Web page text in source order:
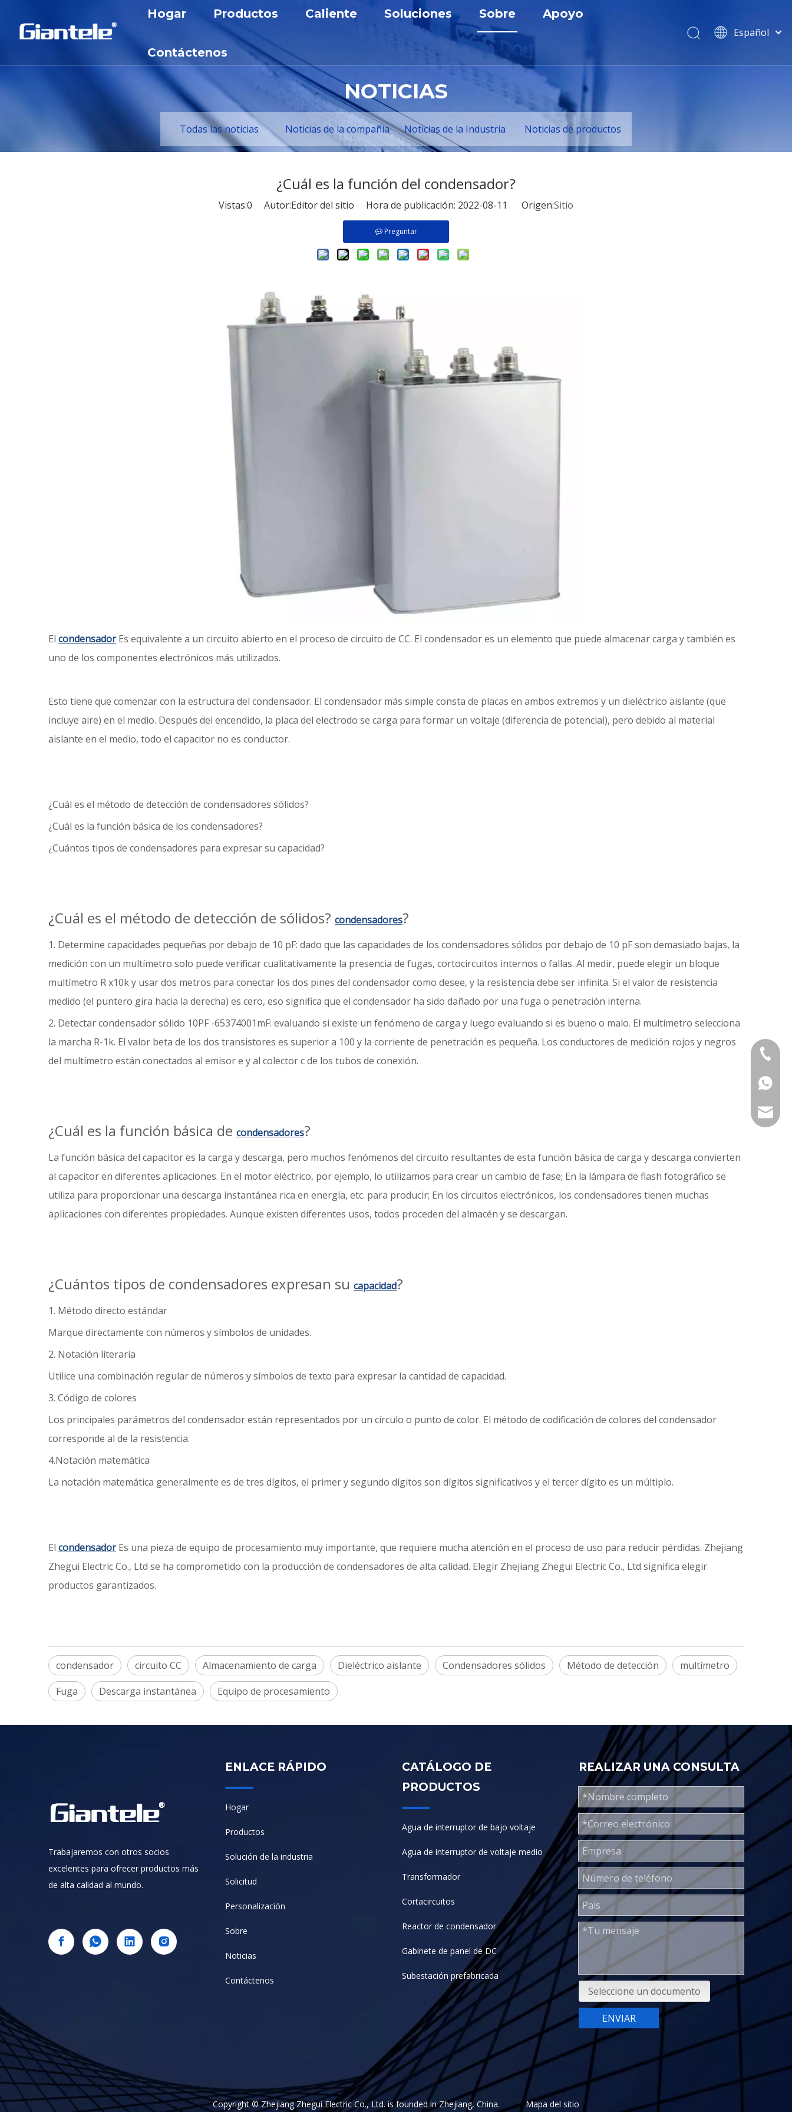
Hogar Productos
Aparamenta de baja tensión
Aparamenta de media tensión
Cortacircuitos
Reactor de condensador
Caliente
Disyuntor de vacío
Banco de condensadores
Unidad principal de anillo
Soluciones
Solución industrial
Personalización
Sobre
Perfil
Premios y Certificados
Centro R
Apoyo
Preguntas más frecuentes
Contáctenos
Español
简体中文
Italiano
NOTICIAS
Todas las noticias Noticias de la compañía Noticias de la Industria Noticias de productos
¿Cuál es la función del condensador?
Vistas:0 Autor:Editor del sitio Hora de publicación: 2022-08-11 Origen:Sitio
Preguntar
El condensadorEs equivalente a un circuito abierto en el proceso de circuito de CC. El condensador es un elemento que puede almacenar carga y también es
uno de los componentes electrónicos más utilizados.
Esto tiene que comenzar con la estructura del condensador. El condensador más simple consta de placas en ambos extremos y un dieléctrico aislante (que
incluye aire) en el medio. Después del encendido, la placa del electrodo se carga para formar un voltaje (diferencia de potencial), pero debido al material
aislante en el medio, todo el capacitor no es conductor.
¿Cuál es el método de detección de condensadores sólidos?
¿Cuál es la función básica de los condensadores?
¿Cuántos tipos de condensadores para expresar su capacidad?
¿Cuál es el método de detección de sólidos? condensadores?
1. Determine capacidades pequeñas por debajo de 10 pF: dado que las capacidades de los condensadores sólidos por debajo de 10 pF son demasiado bajas, la
medición con un multímetro solo puede verificar cualitativamente la presencia de fugas, cortocircuitos internos o fallas. Al medir, puede elegir un bloque
multímetro R x10k y usar dos metros para conectar los dos pines del condensador como desee, y la resistencia debe ser infinita. Si el valor de resistencia
medido (el puntero gira hacia la derecha) es cero, eso significa que el condensador ha sido dañado por una fuga o penetración interna.
2. Detectar condensador sólido 10PF -65374001mF: evaluando si existe un fenómeno de carga y luego evaluando si es bueno o malo. El multímetro selecciona
la marcha R-1k. El valor beta de los dos transistores es superior a 100 y la corriente de penetración es pequeña. Los conductores de medición rojos y negros
del multímetro están conectados al emisor e y al colector c de los tubos de conexión.
¿Cuál es la función básica de condensadores?
La función básica del capacitor es la carga y descarga, pero muchos fenómenos del circuito resultantes de esta función básica de carga y descarga convierten
al capacitor en diferentes aplicaciones. En el motor eléctrico, por ejemplo, lo utilizamos para crear un cambio de fase; En la lámpara de flash fotográfico se
utiliza para proporcionar una descarga instantánea rica en energía, etc. para producir; En los circuitos electrónicos, los condensadores tienen muchas
aplicaciones con diferentes propiedades. Aunque existen diferentes usos, todos proceden del almacén y se descargan.
¿Cuántos tipos de condensadores expresan su capacidad?
1. Método directo estándar
Marque directamente con números y símbolos de unidades.
2. Notación literaria
Utilice una combinación regular de números y símbolos de texto para expresar la cantidad de capacidad.
3. Código de colores
Los principales parámetros del condensador están representados por un círculo o punto de color. El método de codificación de colores del condensador
corresponde al de la resistencia.
4.Notación matemática
La notación matemática generalmente es de tres dígitos, el primer y segundo dígitos son dígitos significativos y el tercer dígito es un múltiplo.
El condensadorEs una pieza de equipo de procesamiento muy importante, que requiere mucha atención en el proceso de uso para reducir pérdidas. Zhejiang
Zhegui Electric Co., Ltd se ha comprometido con la producción de condensadores de alta calidad. Elegir Zhejiang Zhegui Electric Co., Ltd significa elegir
productos garantizados.
condensador circuito CC Almacenamiento de carga Dieléctrico aislante Condensadores sólidos Método de detección
multímetro
Fuga
Descarga instantánea Equipo de procesamiento
Trabajaremos con otros socios
excelentes para ofrecer productos más
de alta calidad al mundo.
ENLACE RÁPIDO
Hogar
Productos
Solución de la industria
Solicitud
Personalización
Sobre
Noticias
Contáctenos
CATÁLOGO DE
PRODUCTOS
Agua de interruptor de bajo voltaje
Agua de interruptor de voltaje medio
Transformador
Cortacircuitos
Reactor de condensador
Gabinete de panel de DC
Subestación prefabricada
REALIZAR UNA CONSULTA
Seleccione un documento
ENVIAR
Copyright © Zhejiang Zhegui Electric Co., Ltd. is founded in Zhejiang, China.Mapa del sitio
+86
+86